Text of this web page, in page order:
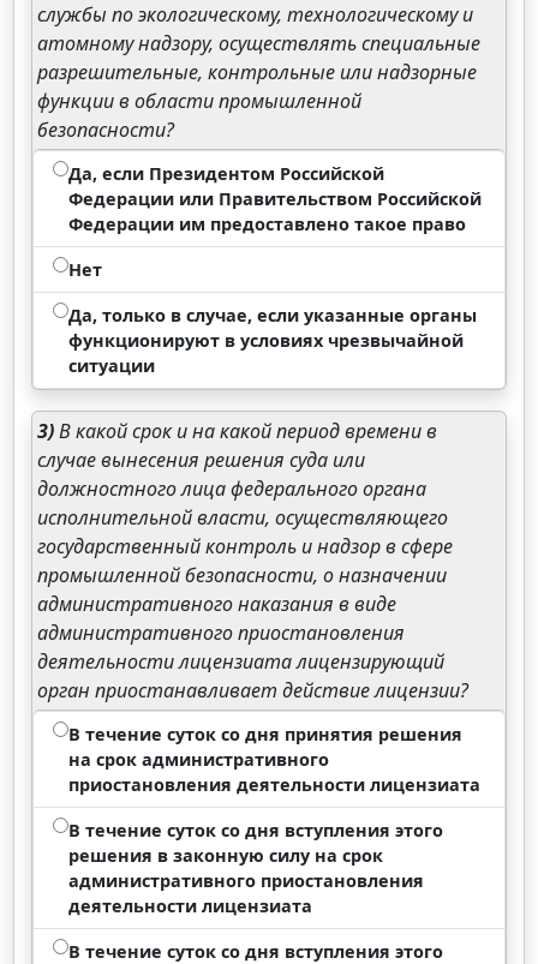
службы по экологическому, технологическому и
атомному надзору, осуществлять специальные
разрешительные, контрольные или надзорные
функции в области промышленной
безопасности?
Да, если Президентом Российской
Федерации или Правительством Российской
Федерации им предоставлено такое право
Нет
Да, только в случае, если указанные органы
функционируют в условиях чрезвычайной
ситуации
3)В какой срок и на какой период времени в
случае вынесения решения суда или
должностного лица федерального органа
исполнительной власти, осуществляющего
государственный контроль и надзор в сфере
промышленной безопасности, о назначении
административного наказания в виде
административного приостановления
деятельности лицензиата лицензирующий
орган приостанавливает действие лицензии?
В течение суток со дня принятия решения
на срок административного
приостановления деятельности лицензиата
В течение суток со дня вступления этого
решения в законную силу на срок
административного приостановления
деятельности лицензиата
В течение суток со дня вступления этого